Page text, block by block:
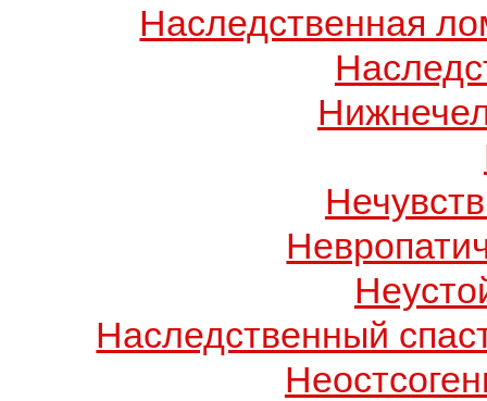
Наследственная
Наследственный